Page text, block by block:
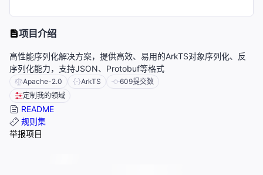
项目介绍
高性能序列化解决方案，提供高效、易用的ArkTS对象序列化、反
序列化能力，支持JSON、Protobuf等格式
Apache-2.0 ArkTS 609提交数
定制我的领域
README
规则集
举报项目